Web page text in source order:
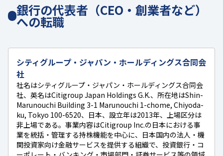
銀行の代表者（CEO・創業者など）
への転職
シティグループ・ジャパン・ホールディングス合同会
社
社名はシティグループ・ジャパン・ホールディングス合同会
社、英名はCitigroup Japan Holdings G.K.、所在地はShin-
Marunouchi Building 3-1 Marunouchi 1-chome, Chiyoda-
ku, Tokyo 100-6520、日本、設立年は2013年、上場区分は
非上場である。事業内容はCitigroup Inc.の日本における事
業を統括・管理する持株機能を中心に、日本国内の法人・機
関投資家向け金融サービスを提供する組織で、投資銀行・コ